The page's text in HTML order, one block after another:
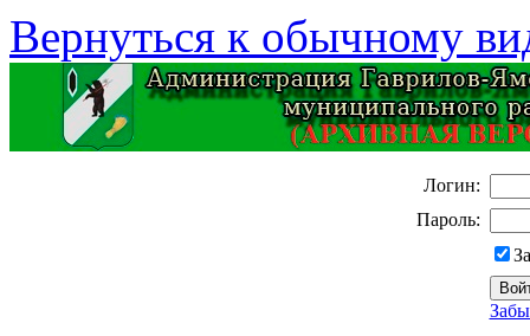
Вернуться к обычному
Логин:
Пароль: